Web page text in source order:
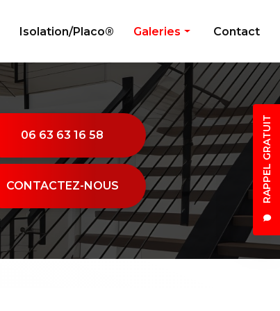
RAPPEL GRATUIT
Isolation/Placo® Galeries
Peinture
Électricité générale
Menuiserie
Plombier
Climatisation/Chauffage
Isolation/Placo®
Contact
06 63 63 16 58
CONTACTEZ-NOUS